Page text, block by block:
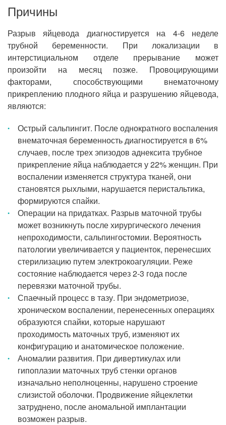
Причины
Разрыв яйцевода диагностируется на 4-6 неделе
трубной беременности. При локализации в
интерстициальном отделе прерывание может
произойти на месяц позже. Провоцирующими
факторами, способствующими внематочному
прикреплению плодного яйца и разрушению яйцевода,
являются:
Острый сальпингит. После однократного воспаления
внематочная беременность диагностируется в 6%
случаев, после трех эпизодов аднексита трубное
прикрепление яйца наблюдается у 22% женщин. При
воспалении изменяется структура тканей, они
становятся рыхлыми, нарушается перистальтика,
формируются спайки.
Операции на придатках. Разрыв маточной трубы
может возникнуть после хирургического лечения
непроходимости, сальпингостомии. Вероятность
патологии увеличивается у пациенток, перенесших
стерилизацию путем электрокоагуляции. Реже
состояние наблюдается через 2-3 года после
перевязки маточной трубы.
Спаечный процесс в тазу. При эндометриозе,
хроническом воспалении, перенесенных операциях
образуются спайки, которые нарушают
проходимость маточных труб, изменяют их
конфигурацию и анатомическое положение.
Аномалии развития. При дивертикулах или
гипоплазии маточных труб стенки органов
изначально неполноценны, нарушено строение
слизистой оболочки. Продвижение яйцеклетки
затруднено, после аномальной имплантации
возможен разрыв.